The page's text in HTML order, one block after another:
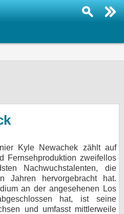
Kyle Newachek zählt auf
Fernsehproduktion zweifellos
Nachwuchstalenten, die
Jahren hervorgebracht hat.
an der angesehenen Los
hat, ist seine
und umfasst mittlerweile